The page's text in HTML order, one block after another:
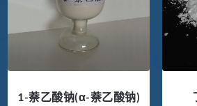
1-萘乙酸钠(α-萘乙酸钠)